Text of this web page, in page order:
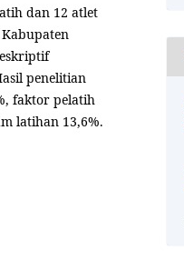
dan 12 atlet
penelitian
faktor pelatih
latihan 13,6%.